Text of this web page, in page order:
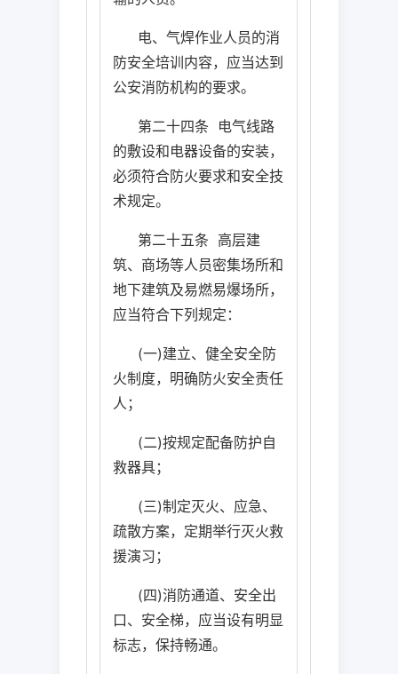
电、气焊作业人员的消
防安全培训内容，应当达到
公安消防机构的要求。
第二十四条
电气线路
的敷设和电器设备的安装，
必须符合防火要求和安全技
术规定。
第二十五条 高层建
筑、商场等人员密集场所和
地下建筑及易燃易爆场所，
应当符合下列规定：
(一)建立、健全安全防
火制度，明确防火安全责任
人；
(二)按规定配备防护自
救器具；
(三)制定灭火、应急、
疏散方案，定期举行灭火救
援演习；
(四)消防通道、安全出
口、安全梯，应当设有明显
标志，保持畅通。